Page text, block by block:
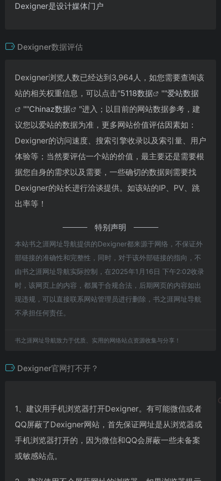
Dexigner是设计媒体门户
Dexigner数据评估
Dexigner浏览人数已经达到3,964人，如您需要查询该
站的相关权重信息，可以点击"5118数据 ""爱站数据
""Chinaz数据
"进入；以目前的网站数据参考，建
议您以爱站的数据为准，更多网站价值评估因素如：
Dexigner的访问速度、搜索引擎收录以及索引量、用户
体验等；当然要评估一个站的价值，最主要还是需要根
据您自身的需求以及需要，一些确切的数据则需要找
Dexigner的站长进行洽谈提供。如该站的IP、PV、跳
出率等！
特别声明
本站书之涯网址导航提供的Dexigner都来源于网络，不保证外
部链接的准确性和完整性，同时，对于该外部链接的指向，不
由书之涯网址导航实际控制，在2025年1月16日 下午2:02收录
时，该网页上的内容，都属于合规合法，后期网页的内容如出
现违规，可以直接联系网站管理员进行删除，书之涯网址导航
不承担任何责任。
书之涯网址导航致力于优质、实用的网络站点资源收集与分享！
Dexigner官网打不开？
1、建议用手机浏览器打开Dexigner。有可能微信或者
QQ屏蔽了Dexigner网站，首先保证网址是从浏览器或
手机浏览器打开的，因为微信和QQ会屏蔽一些未备案
或敏感站点。